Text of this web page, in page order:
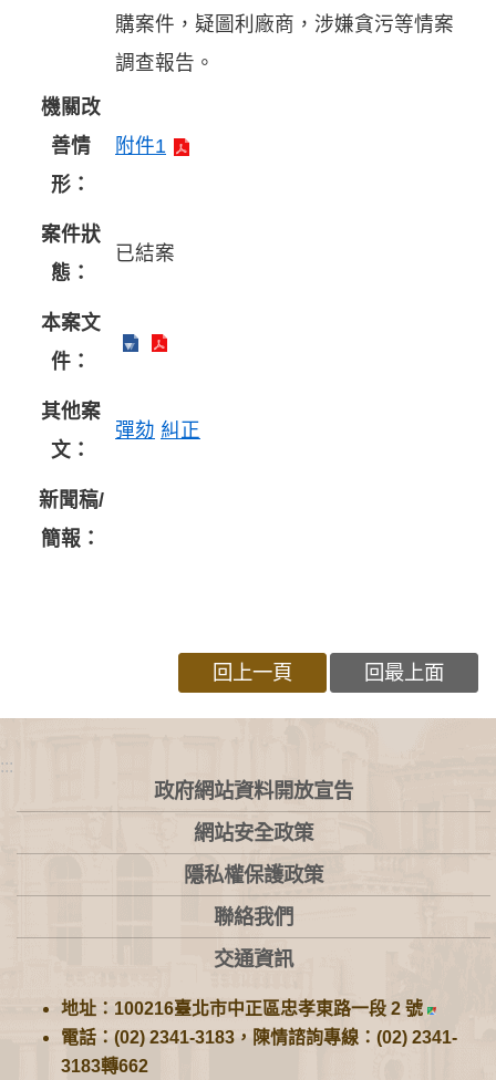
購案件，疑圖利廠商，涉嫌貪污等情案
調查報告。
機關改
善情
形：
附件1
案件狀
態：
已結案
本案文
件：
其他案
文：
彈劾 糾正
新聞稿/
簡報：
回上一頁 回最上面
:::
政府網站資料開放宣告
網站安全政策
隱私權保護政策
聯絡我們
交通資訊
地址：100216臺北市中正區忠孝東路一段 2 號
電話：(02) 2341-3183，陳情諮詢專線：(02) 2341-
3183轉662